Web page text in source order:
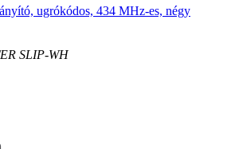
ugrókódos, 434 MHz-es, négy
SLIP-WH